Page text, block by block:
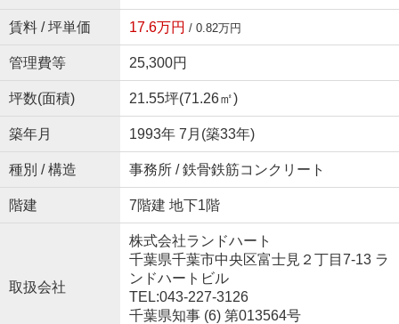
賃料 / 坪単価 17.6万円 / 0.82万円
管理費等 25,300円
坪数(面積) 21.55坪(71.26㎡)
築年月 1993年 7月(築33年)
種別 / 構造 事務所 / 鉄骨鉄筋コンクリート
階建 7階建 地下1階
取扱会社
株式会社ランドハート
千葉県千葉市中央区富士見２丁目7-13 ラ
ンドハートビル
TEL:043-227-3126
千葉県知事 (6) 第013564号